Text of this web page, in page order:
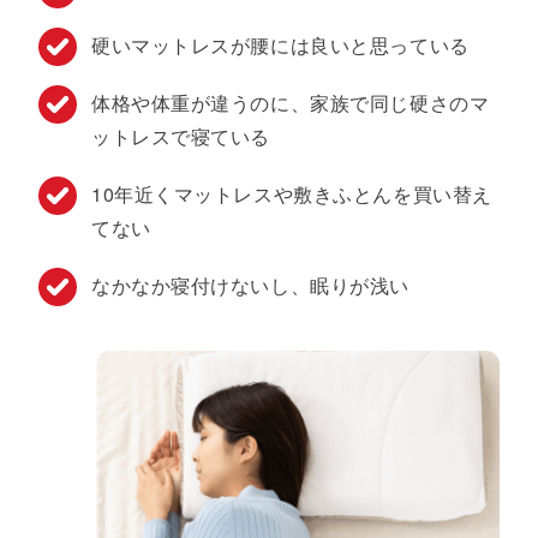
硬いマットレスが腰には良いと思っている​
体格や体重が違うのに、家族で同じ硬さのマ
ットレスで寝ている​
10年近くマットレスや敷きふとんを買い替え
てない​
なかなか寝付けないし、眠りが浅い​